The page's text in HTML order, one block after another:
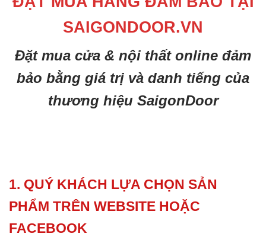
SAIGONDOOR.VN
Đặt mua cửa & nội thất online đảm
bảo bằng giá trị và danh tiếng của
thương hiệu SaigonDoor
1. QUÝ KHÁCH LỰA CHỌN SẢN
PHẨM TRÊN WEBSITE HOẶC
FACEBOOK